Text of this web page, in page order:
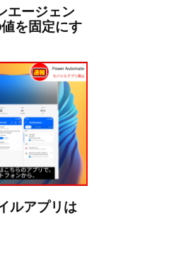
エージェン
を固定にす
ルアプリは